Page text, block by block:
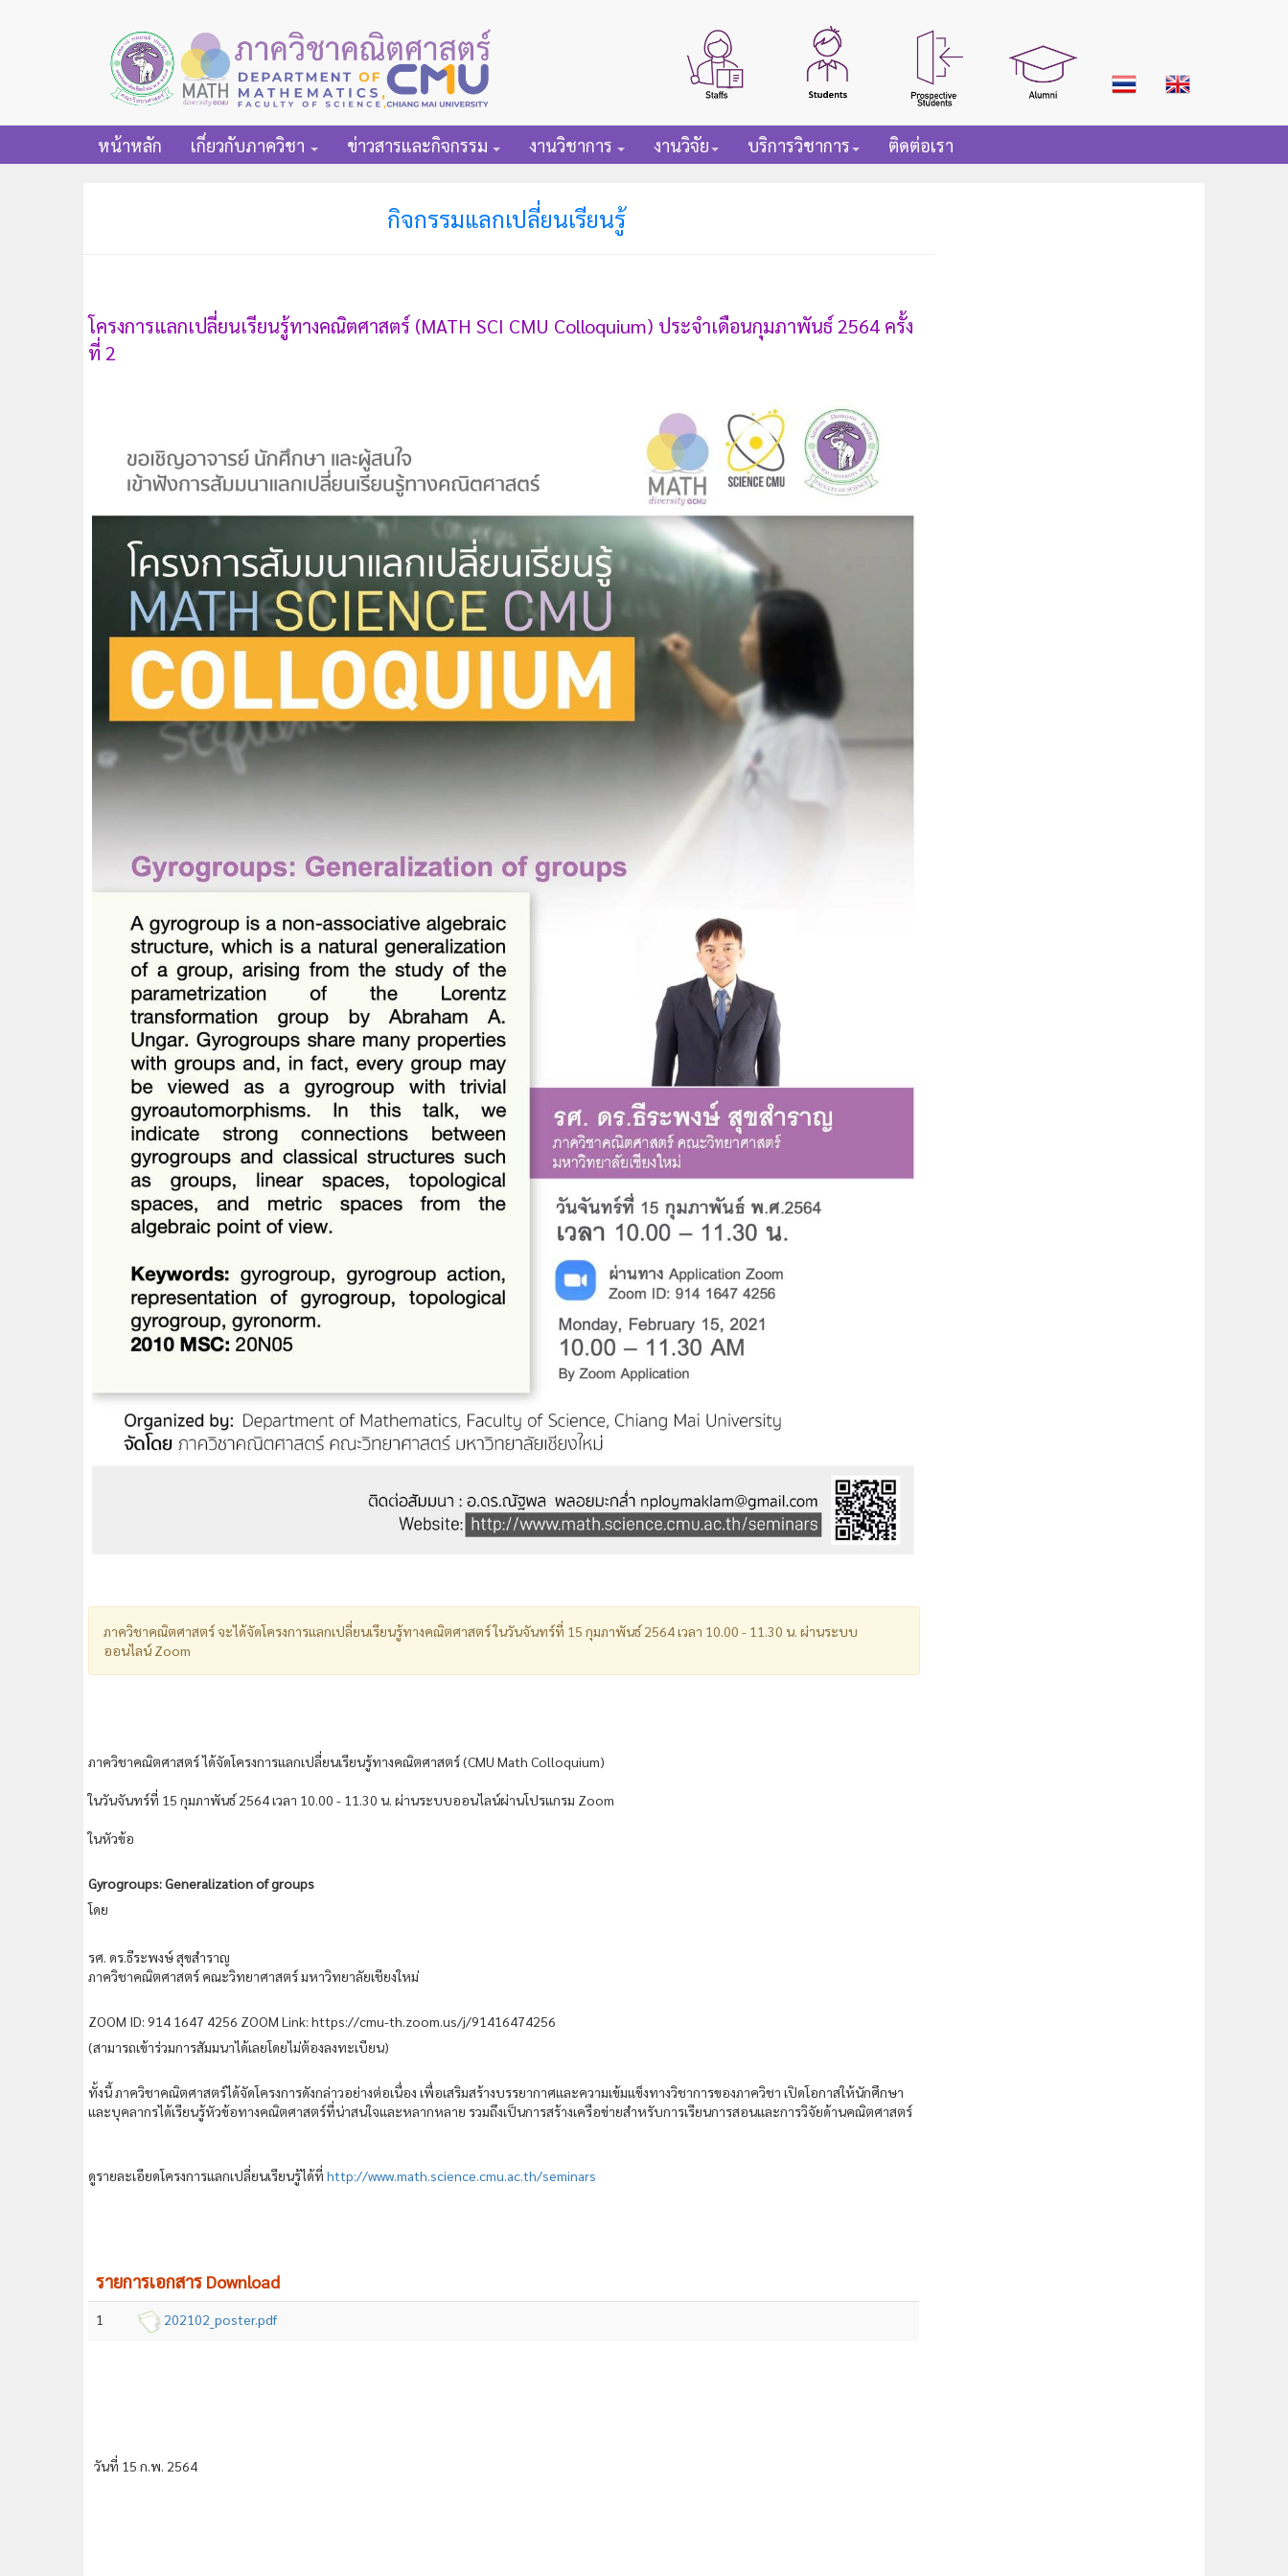
หน้าหลัก เกี่ยวกับภาควิชา ข่าวสารและกิจกรรม งานวิชาการ งานวิจัย บริการวิชาการ ติดต่อเรา
กิจกรรมแลกเปลี่ยนเรียนรู้
โครงการแลกเปลี่ยนเรียนรู้ทางคณิตศาสตร์ (MATH SCI CMU Colloquium) ประจำเดือนกุมภาพันธ์ 2564 ครั้ง
ที่ 2
ภาควิชาคณิตศาสตร์ จะได้จัดโครงการแลกเปลี่ยนเรียนรู้ทางคณิตศาสตร์ ในวันจันทร์ที่ 15 กุมภาพันธ์ 2564 เวลา 10.00 - 11.30 น. ผ่านระบบ
ออนไลน์ Zoom
ภาควิชาคณิตศาสตร์ ได้จัดโครงการแลกเปลี่ยนเรียนรู้ทางคณิตศาสตร์ (CMU Math Colloquium)
ในวันจันทร์ที่ 15 กุมภาพันธ์ 2564 เวลา 10.00 - 11.30 น. ผ่านระบบออนไลน์ผ่านโปรแกรม Zoom
ในหัวข้อ
Gyrogroups: Generalization of groups
โดย
รศ. ดร.ธีระพงษ์ สุขสำราญ
ภาควิชาคณิตศาสตร์ คณะวิทยาศาสตร์ มหาวิทยาลัยเชียงใหม่
ZOOM ID: 914 1647 4256 ZOOM Link: https://cmu-th.zoom.us/j/91416474256
(สามารถเข้าร่วมการสัมมนาได้เลยโดยไม่ต้องลงทะเบียน)
ทั้งนี้ ภาควิชาคณิตศาสตร์ได้จัดโครงการดังกล่าวอย่างต่อเนื่อง เพื่อเสริมสร้างบรรยากาศและความเข้มแข็งทางวิชาการของภาควิชา เปิดโอกาสให้นักศึกษา
และบุคลากรได้เรียนรู้หัวข้อทางคณิตศาสตร์ที่น่าสนใจและหลากหลาย รวมถึงเป็นการสร้างเครือข่ายสำหรับการเรียนการสอนและการวิจัยด้านคณิตศาสตร์
ดูรายละเอียดโครงการแลกเปลี่ยนเรียนรู้ได้ที่ http://www.math.science.cmu.ac.th/seminars
รายการเอกสาร Download
1 202102_poster.pdf
วันที่ 15 ก.พ. 2564